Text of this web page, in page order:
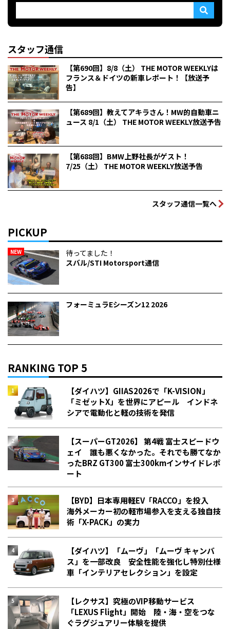
スタッフ通信
【第690回】8/8（土） THE MOTOR WEEKLYは
フランス＆ドイツの新車レポート！【放送予
告】
【第689回】教えてアキラさん！MW的自動車ニ
ュース 8/1（土） THE MOTOR WEEKLY放送予告
【第688回】BMW上野社長がゲスト！
7/25（土） THE MOTOR WEEKLY放送予告
スタッフ通信一覧へ
PICKUP
NEW
待ってました！
スバル/STI Motorsport通信
フォーミュラEシーズン12 2026
RANKING TOP 5
【ダイハツ】GIIAS2026で「K-VISION」
「ミゼットX」を世界にアピール インドネ
シアで電動化と軽の技術を発信
【スーパーGT2026】 第4戦 富士スピードウ
ェイ 誰も悪くなかった。それでも勝てなか
った――BRZ GT300 富士300kmインサイドレポ
ート
【BYD】日本専用軽EV「RACCO」を投入
海外メーカー初の軽市場参入を支える独自技
術「X-PACK」の実力
【ダイハツ】「ムーヴ」「ムーヴ キャンバ
ス」を一部改良 安全性能を強化し特別仕様
車「インテリアセレクション」を設定
【レクサス】究極のVIP移動サービス
「LEXUS Flight」開始 陸・海・空をつな
ぐラグジュアリー体験を提供